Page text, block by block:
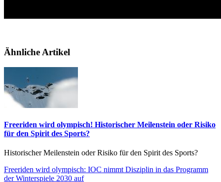
Ähnliche Artikel
Freeriden wird olympisch! Historischer Meilenstein oder Risiko
für den Spirit des Sports?
Historischer Meilenstein oder Risiko für den Spirit des Sports?
Freeriden wird olympisch: IOC nimmt Disziplin in das Programm
der Winterspiele 2030 auf